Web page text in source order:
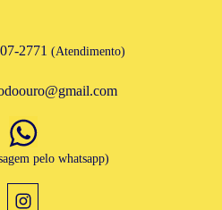
2771 (Atendimento)
pelo whatsapp)